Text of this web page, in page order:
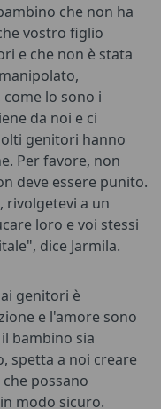
che non ha
vostro figlio
e che non è stata
lo sono i
da noi e ci
genitori hanno
Per favore, non
deve essere punito.
a un
loro e voi stessi
dice Jarmila.
genitori è
e l'amore sono
bambino sia
spetta a noi creare
possano
modo sicuro.